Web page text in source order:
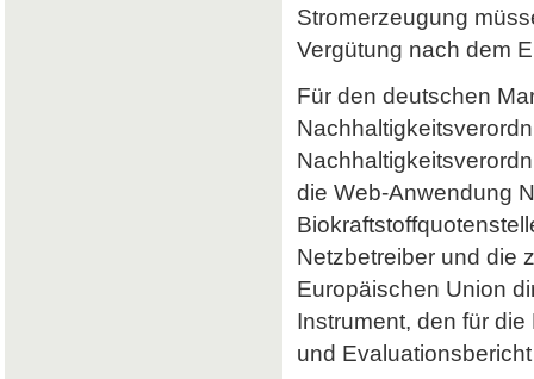
Stromerzeugung
Vergütung nach dem
Für den deutschen
die Web-Anwendung
Netzbetreiber und die
Europäischen Union
Instrument, den für
und